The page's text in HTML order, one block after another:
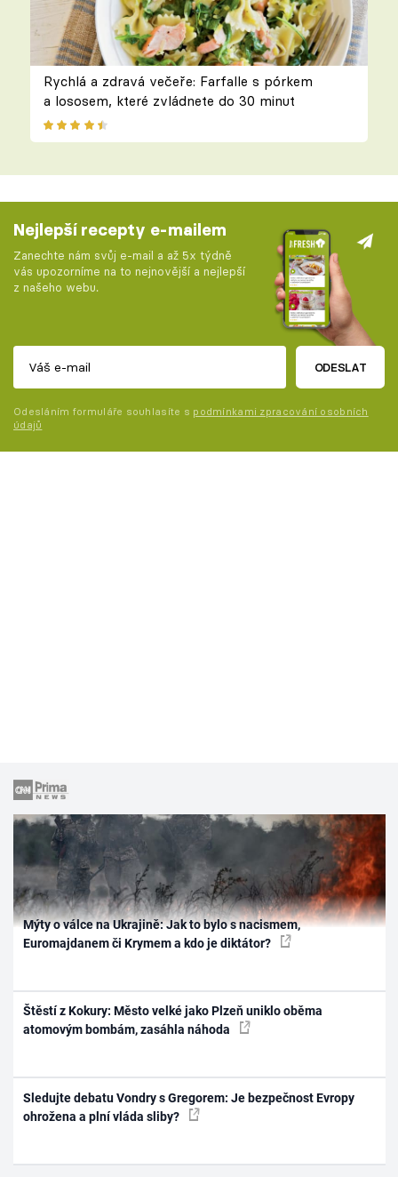
Rychlá a zdravá večeře: Farfalle s pórkem
a lososem, které zvládnete do 30 minut
Nejlepší recepty e-mailem
Zanechte nám svůj e-mail a až 5x týdně
vás upozorníme na to nejnovější a nejlepší
z našeho webu.
ODESLAT
Odesláním formuláře souhlasíte s podmínkami zpracování osobních
údajů
Mýty o válce na Ukrajině: Jak to bylo s nacismem,
Euromajdanem či Krymem a kdo je diktátor?
Štěstí z Kokury: Město velké jako Plzeň uniklo oběma
atomovým bombám, zasáhla náhoda
Sledujte debatu Vondry s Gregorem: Je bezpečnost Evropy
ohrožena a plní vláda sliby?